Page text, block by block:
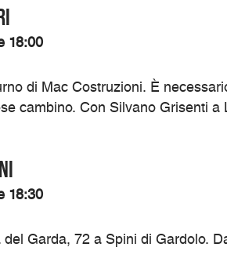
18:00
di Mac Costruzioni. È
cambino. Con Silvano Grisenti a
18:30
Garda, 72 a Spini di Gardolo.